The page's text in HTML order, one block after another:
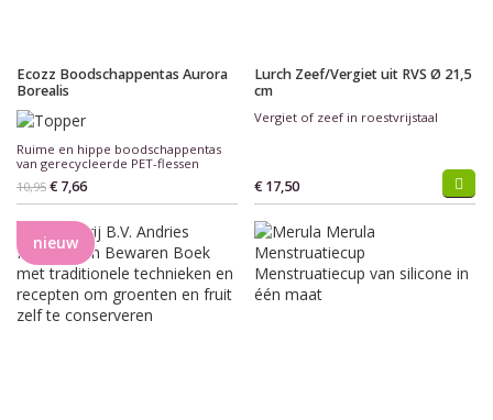
Ecozz Boodschappentas Aurora
Borealis
Ruime en hippe boodschappentas
van gerecycleerde PET-flessen
10,95 € 7,66
Lurch Zeef/Vergiet uit RVS Ø 21,5
cm
Vergiet of zeef in roestvrijstaal
€ 17,50
nieuw